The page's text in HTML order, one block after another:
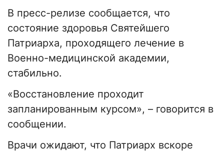
В пресс-релизе сообщается, что
состояние здоровья Святейшего
Патриарха, проходящего лечение в
Военно-медицинской академии,
стабильно.
«Восстановление проходит
запланированным курсом», – говорится в
сообщении.
Врачи ожидают, что Патриарх вскоре